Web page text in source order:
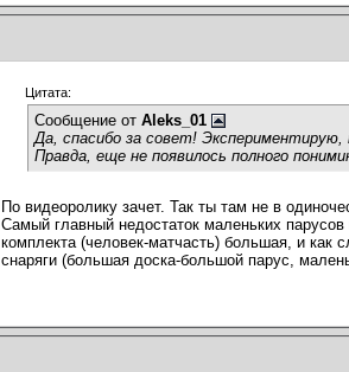
Цитата:
Сообщение от Aleks_01
Да, спасибо за совет! Экспериментирую,
Правда, еще не появилось полного
По видеоролику зачет. Так ты там не в
Самый главный недостаток маленьких
комплекта (человек-матчасть) большая, и как
снаряги (большая доска-большой парус,